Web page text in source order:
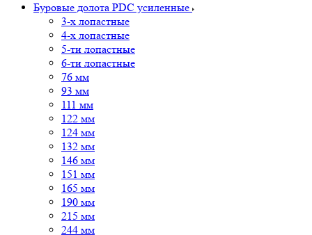
Буровые долота PDC усиленные
3-х лопастные
4-х лопастные
5-ти лопастные
6-ти лопастные
76 мм
93 мм
111 мм
122 мм
124 мм
132 мм
146 мм
151 мм
165 мм
190 мм
215 мм
244 мм